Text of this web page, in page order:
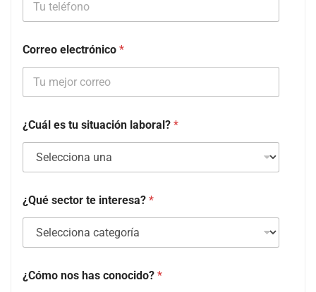
Correo electrónico *
¿Cuál es tu situación laboral? *
¿Qué sector te interesa? *
¿Cómo nos has conocido? *